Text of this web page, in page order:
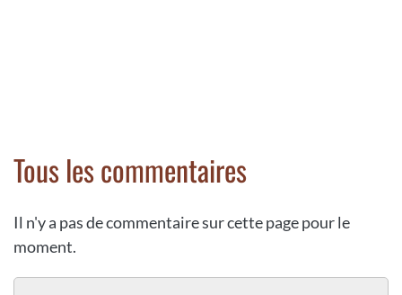
Tous les commentaires
Il n'y a pas de commentaire sur cette page pour le
moment.